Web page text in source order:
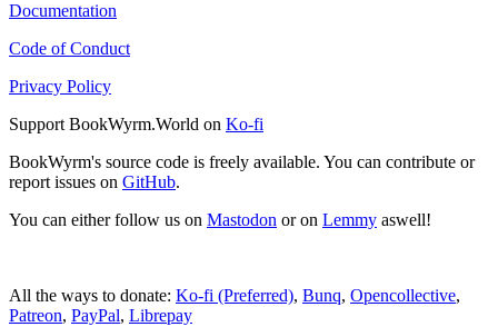
Documentation
Code of Conduct
Privacy Policy
Support BookWyrm.World on Ko-fi
BookWyrm's source code is freely available. You can contribute or
report issues on GitHub.
You can either follow us on Mastodon or on Lemmy aswell!
All the ways to donate: Ko-fi (Preferred), Bunq, Opencollective,
Patreon, PayPal, Librepay